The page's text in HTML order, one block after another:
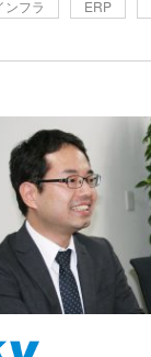
ンフラ ERP